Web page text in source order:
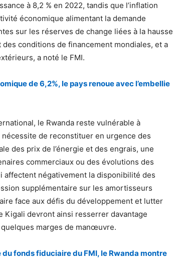
à 8,2 % en 2022, tandis que l’inflation
économique alimentant la demande
sur les réserves de change liées à la hausse
conditions de financement mondiales, et a
a noté le FMI.
de 6,2%, le pays renoue avec l’embellie
le Rwanda reste vulnérable à
de reconstituer en urgence des
des prix de l’énergie et des engrais, une
commerciaux ou des évolutions des
négativement la disponibilité des
supplémentaire sur les amortisseurs
face aux défis du développement et lutter
Kigali devront ainsi resserrer davantage
marges de manœuvre.
fonds fiduciaire du FMI, le Rwanda montre